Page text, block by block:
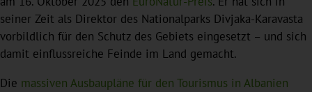
seiner Zeit als Direktor des Nationalparks Divjaka-Karavasta
vorbildlich für den Schutz des Gebiets eingesetzt – und sich
damit einflussreiche Feinde im Land gemacht.
Die massiven Ausbaupläne für den Tourismus in Albanien